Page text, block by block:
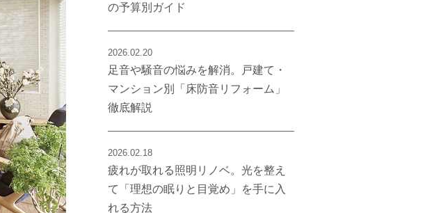
の予算別ガイド
2026.02.20
足音や騒音の悩みを解消。戸建て・
マンション別「床防音リフォーム」
徹底解説
2026.02.18
疲れが取れる照明リノベ。光を整え
て「理想の眠りと目覚め」を手に入
れる方法